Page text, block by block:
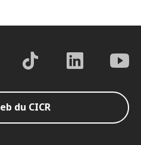
du CICR